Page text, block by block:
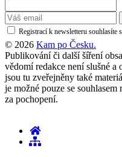
Registrací k newsletteru souhlasíte
© 2026 Kam po Česku.
Publikování či další šíření
vědomí redakce není slušné a
jsou tu zveřejněny také
je možné pouze se
za pochopení.